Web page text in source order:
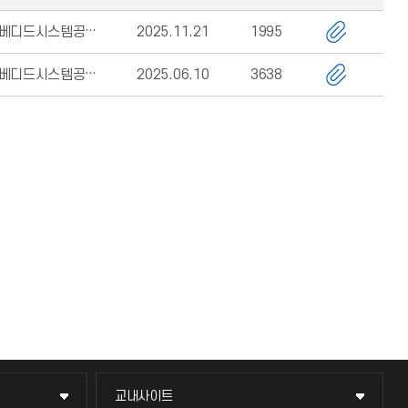
임베디드시스템공학과 2025.11.21 1995
임베디드시스템공학과 2025.06.10 3638
교내사이트
교내사이트